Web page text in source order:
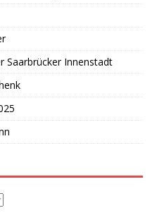
Saarbrücker Innenstadt